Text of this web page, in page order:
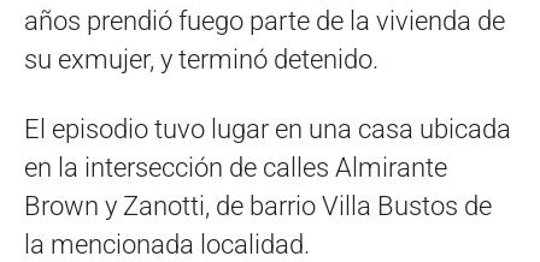
años prendió fuego parte de la vivienda de
su exmujer, y terminó detenido.
El episodio tuvo lugar en una casa ubicada
en la intersección de calles Almirante
Brown y Zanotti, de barrio Villa Bustos de
la mencionada localidad.